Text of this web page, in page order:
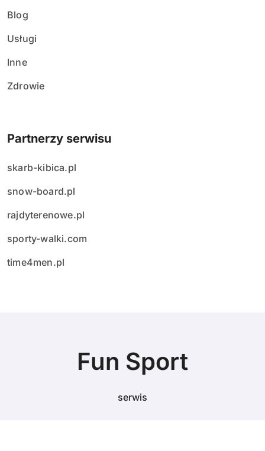
Blog
Usługi
Inne
Zdrowie
Partnerzy serwisu
skarb-kibica.pl
snow-board.pl
rajdyterenowe.pl
sporty-walki.com
time4men.pl
Fun Sport
serwis